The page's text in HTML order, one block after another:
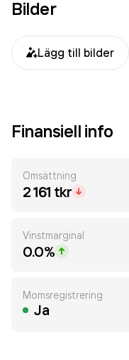
Bilder
Lägg till bilder
Finansiell info
Omsättning
2 161 tkr
Vinstmarginal
0.0%
Momsregistrering
Ja